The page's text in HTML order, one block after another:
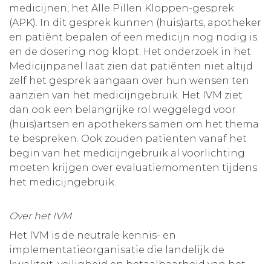
medicijnen, het Alle Pillen Kloppen-gesprek
(APK). In dit gesprek kunnen (huis)arts, apotheker
en patiënt bepalen of een medicijn nog nodig is
en de dosering nog klopt. Het onderzoek in het
Medicijnpanel laat zien dat patiënten niet altijd
zelf het gesprek aangaan over hun wensen ten
aanzien van het medicijngebruik. Het IVM ziet
dan ook een belangrijke rol weggelegd voor
(huis)artsen en apothekers samen om het thema
te bespreken. Ook zouden patiënten vanaf het
begin van het medicijngebruik al voorlichting
moeten krijgen over evaluatiemomenten tijdens
het medicijngebruik.
Over het IVM
Het IVM is de neutrale kennis- en
implementatieorganisatie die landelijk de